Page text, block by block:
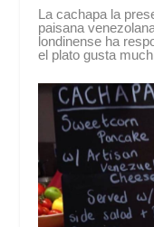
La cachapa la
paisana
londinense ha
el plato gusta